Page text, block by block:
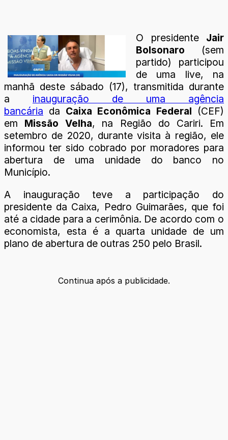
O presidente Jair
Bolsonaro (sem
partido) participou
de uma live, na
manhã deste sábado (17), transmitida durante
a inauguração de uma agência
bancária da Caixa Econômica Federal (CEF)
em Missão Velha, na Região do Cariri. Em
setembro de 2020, durante visita à região, ele
informou ter sido cobrado por moradores para
abertura de uma unidade do banco no
Município.
A inauguração teve a participação do
presidente da Caixa, Pedro Guimarães, que foi
até a cidade para a cerimônia. De acordo com o
economista, esta é a quarta unidade de um
plano de abertura de outras 250 pelo Brasil.
Continua após a publicidade.